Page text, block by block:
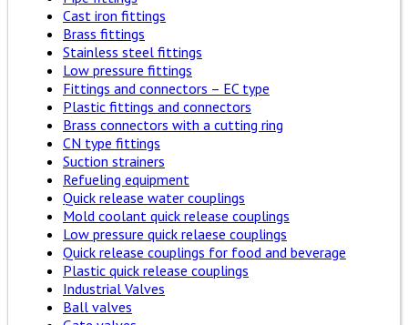
Cast iron fittings
Brass fittings
Stainless steel fittings
Low pressure fittings
Fittings and connectors – EC type
Plastic fittings and connectors
Brass connectors with a cutting ring
CN type fittings
Suction strainers
Refueling equipment
Quick release water couplings
Mold coolant quick release couplings
Low pressure quick relaese couplings
Quick release couplings for food and beverage
Plastic quick release couplings
Industrial Valves
Ball valves